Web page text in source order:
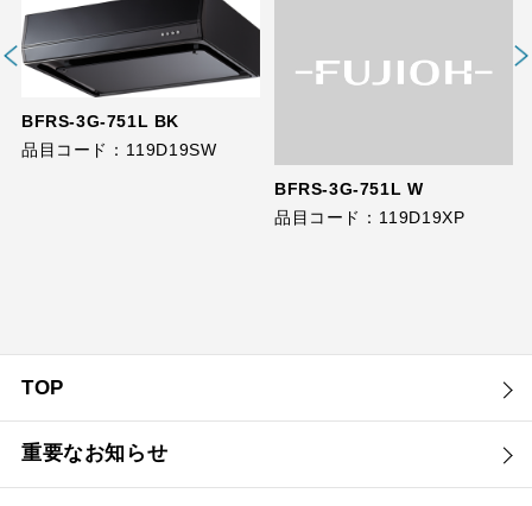
BFRS-3G-751L BK
品目コード：119D19SW
BFRS-3G-751L W
品目コード：119D19XP
TOP
重要なお知らせ